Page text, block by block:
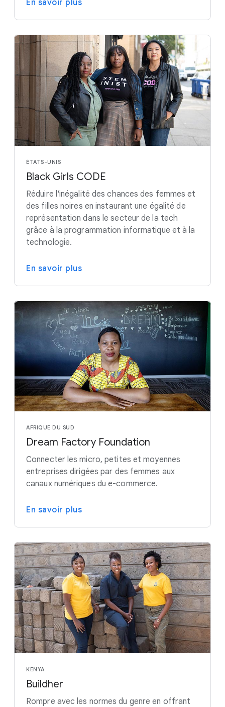
En savoir plus
ÉTATS-UNIS
Black Girls CODE
Réduire l'inégalité des chances des femmes et
des filles noires en instaurant une égalité de
représentation dans le secteur de la tech
grâce à la programmation informatique et à la
technologie.
En savoir plus
AFRIQUE DU SUD
Dream Factory Foundation
Connecter les micro, petites et moyennes
entreprises dirigées par des femmes aux
canaux numériques du e-commerce.
En savoir plus
KENYA
Buildher
Rompre avec les normes du genre en offrant